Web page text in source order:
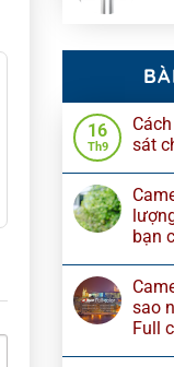
16
Th9
sát
bạn
sao
Full